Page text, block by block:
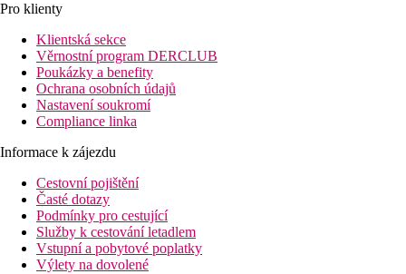
Pro klienty
Klientská sekce
Věrnostní program DERCLUB
Poukázky a benefity
Ochrana osobních údajů
Nastavení soukromí
Compliance linka
Informace k zájezdu
Cestovní pojištění
Časté dotazy
Podmínky pro cestující
Služby k cestování letadlem
Vstupní a pobytové poplatky
Výlety na dovolené